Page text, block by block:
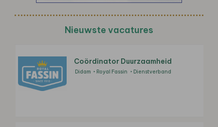
Nieuwste vacatures
Coördinator Duurzaamheid
Didam Royal Fassin Dienstverband